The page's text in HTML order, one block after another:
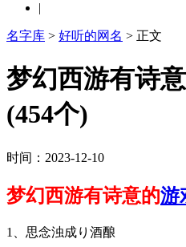
|
名字库 > 好听的网名 > 正文
梦幻西游有诗
(454个)
时间：2023-12-10
梦幻西游有诗意的游
1、思念浊成り酒酿